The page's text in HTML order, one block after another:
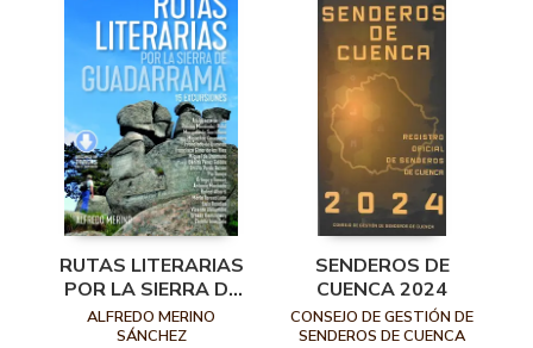
RUTAS LITERARIAS
POR LA SIERRA DE
GUADARRAMA
ALFREDO MERINO
SÁNCHEZ
SENDEROS DE
CUENCA 2024
CONSEJO DE GESTIÓN DE
SENDEROS DE CUENCA